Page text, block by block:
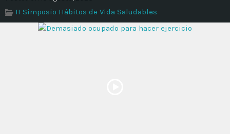
Time
II Simposio Hábitos de Vida Saludables